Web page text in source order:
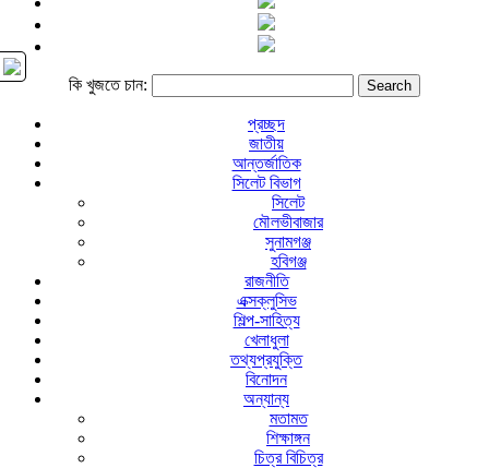
কি খুজতে চান:
প্রচ্ছদ
জাতীয়
আন্তর্জাতিক
সিলেট বিভাগ
সিলেট
মৌলভীবাজার
সুনামগঞ্জ
হবিগঞ্জ
রাজনীতি
এক্সক্লুসিভ
শিল্প-সাহিত্য
খেলাধুলা
তথ্যপ্রযুক্তি
বিনোদন
অন্যান্য
মতামত
শিক্ষাঙ্গন
চিত্র বিচিত্র